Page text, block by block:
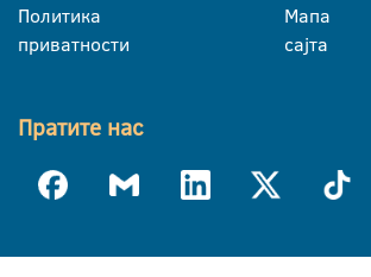
Политика
приватности
Мапа
сајта
Пратите нас